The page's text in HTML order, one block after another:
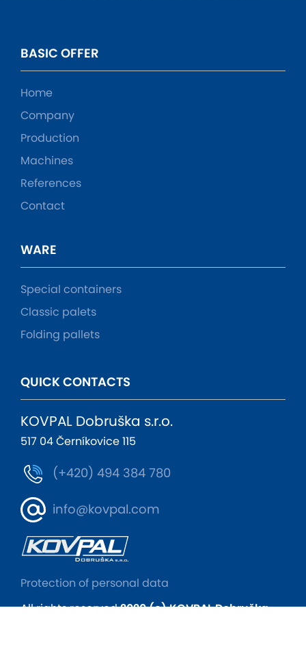
Protection of personal data
All rights reserved2020 (c) KOVPAL Dobruška
BASIC OFFER
Home
Company
Production
Machines
References
Contact
WARE
Special containers
Classic palets
Folding pallets
QUICK CONTACTS
KOVPAL Dobruška s.r.o.
517 04 Černíkovice 115
(+420) 494 384 780
info@kovpal.com